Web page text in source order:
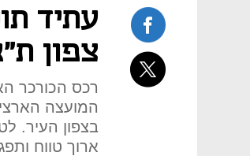
עתיד
צפון
רכס הכורכר
בצפון העיר.
ארוך טווח